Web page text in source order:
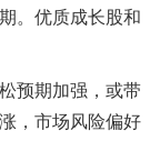
。优质成长股和
预期加强，或带
，市场风险偏好